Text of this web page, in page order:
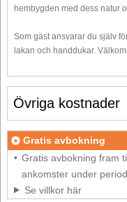
hembygden med dess natur
Som gäst ansvarar du själv
lakan och handdukar.
Övriga kostnader
Gratis avbokning
Gratis avbokning fram
ankomster under
Se villkor här